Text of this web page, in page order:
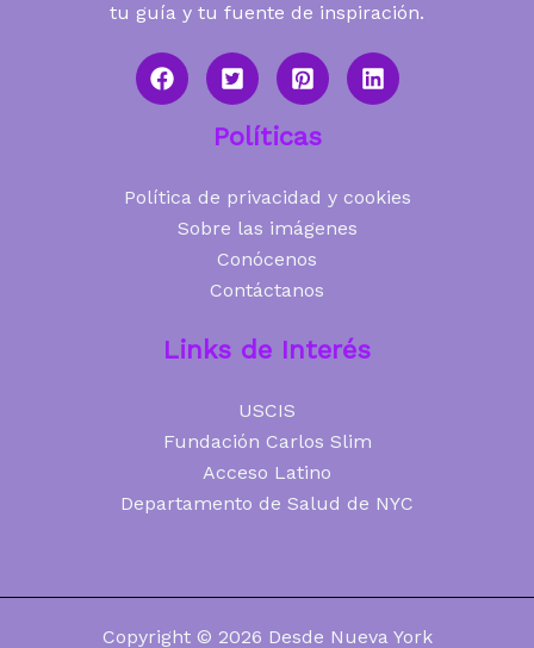
tu guía y tu fuente de inspiración.
Políticas
Política de privacidad y cookies
Sobre las imágenes
Conócenos
Contáctanos
Links de Interés
USCIS
Fundación Carlos Slim
Acceso Latino
Departamento de Salud de NYC
Copyright © 2026 Desde Nueva York